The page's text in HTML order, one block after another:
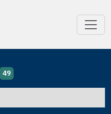
49